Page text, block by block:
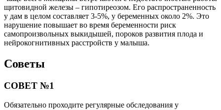
щитовидной железы – гипотиреозом. Его распространенность
у дам в целом составляет 3-5%, у беременных около 2%. Это
нарушение повышает во время беременности риск
самопроизвольных выкидышей, пороков развития плода и
нейрокогнитивных расстройств у малыша.
Советы
СОВЕТ №1
Обязательно проходите регулярные обследования у